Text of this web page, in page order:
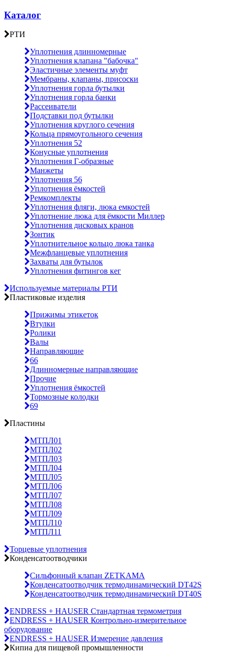
Каталог
РТИ
Уплотнения длинномерные
Уплотнения клапана "бабочка"
Эластичные элементы муфт
Мембраны, клапаны, присоски
Уплотнения горла бутылки
Уплотнения горла банки
Рассеиватели
Подставки под бутылки
Уплотнения круглого сечения
Кольца прямоугольного сечения
Уплотнения 52
Конусные уплотнения
Уплотнения Г-образные
Манжеты
Уплотнения 56
Уплотнения ёмкостей
Ремкомплекты
Уплотнения фляги, люка емкостей
Уплотнение люка для ёмкости Миллер
Уплотнения дисковых кранов
Зонтик
Уплотнительное кольцо люка танка
Межфланцевые уплотнения
Захваты для бутылок
Уплотнения фитингов кег
Используемые материалы РТИ
Пластиковые изделия
Прижимы этикеток
Втулки
Ролики
Валы
Направляющие
66
Длинномерные направляющие
Прочие
Уплотнения ёмкостей
Тормозные колодки
69
Пластины
МТПЛ01
МТПЛ02
МТПЛ03
МТПЛ04
МТПЛ05
МТПЛ06
МТПЛ07
МТПЛ08
МТПЛ09
МТПЛ10
МТПЛ11
Торцевые уплотнения
Конденсатоотводчики
Сильфонный клапан ZETKAMA
Конденсатоотводчик термодинамический DT42S
Конденсатоотводчик термодинамический DT40S
ENDRESS + HAUSER Стандартная термометрия
ENDRESS + HAUSER Контрольно-измерительное
оборудование
ENDRESS + HAUSER Измерение давления
Кипиа для пищевой промышленности